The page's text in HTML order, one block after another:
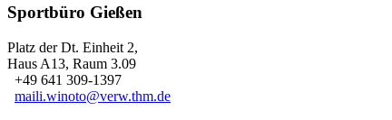
Sportbüro Gießen
Platz der Dt. Einheit 2,
Haus A13, Raum 3.09
+49 641 309-1397
maili.winoto@verw.thm.de